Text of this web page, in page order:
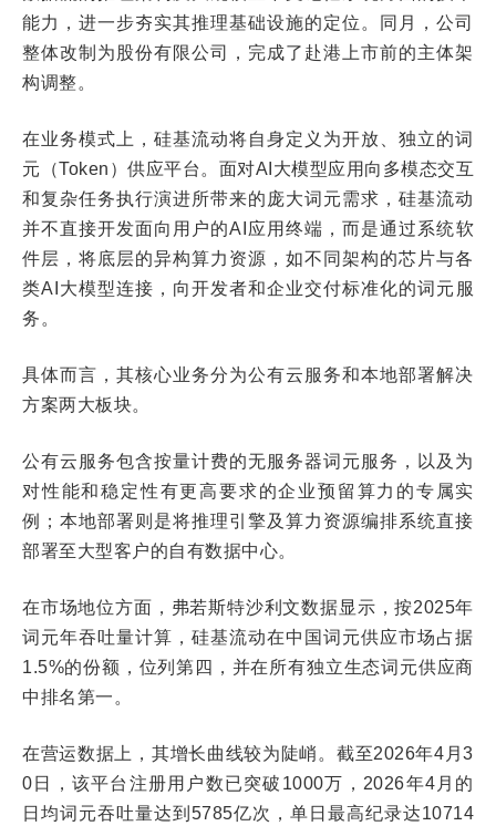
能力，进一步夯实其推理基础设施的定位。同月，公司
整体改制为股份有限公司，完成了赴港上市前的主体架
构调整。
在业务模式上，硅基流动将自身定义为开放、独立的词
元（Token）供应平台。面对AI大模型应用向多模态交互
和复杂任务执行演进所带来的庞大词元需求，硅基流动
并不直接开发面向用户的AI应用终端，而是通过系统软
件层，将底层的异构算力资源，如不同架构的芯片与各
类AI大模型连接，向开发者和企业交付标准化的词元服
务。
具体而言，其核心业务分为公有云服务和本地部署解决
方案两大板块。
公有云服务包含按量计费的无服务器词元服务，以及为
对性能和稳定性有更高要求的企业预留算力的专属实
例；本地部署则是将推理引擎及算力资源编排系统直接
部署至大型客户的自有数据中心。
在市场地位方面，弗若斯特沙利文数据显示，按2025年
词元年吞吐量计算，硅基流动在中国词元供应市场占据
1.5%的份额，位列第四，并在所有独立生态词元供应商
中排名第一。
在营运数据上，其增长曲线较为陡峭。截至2026年4月3
0日，该平台注册用户数已突破1000万，2026年4月的
日均词元吞吐量达到5785亿次，单日最高纪录达10714